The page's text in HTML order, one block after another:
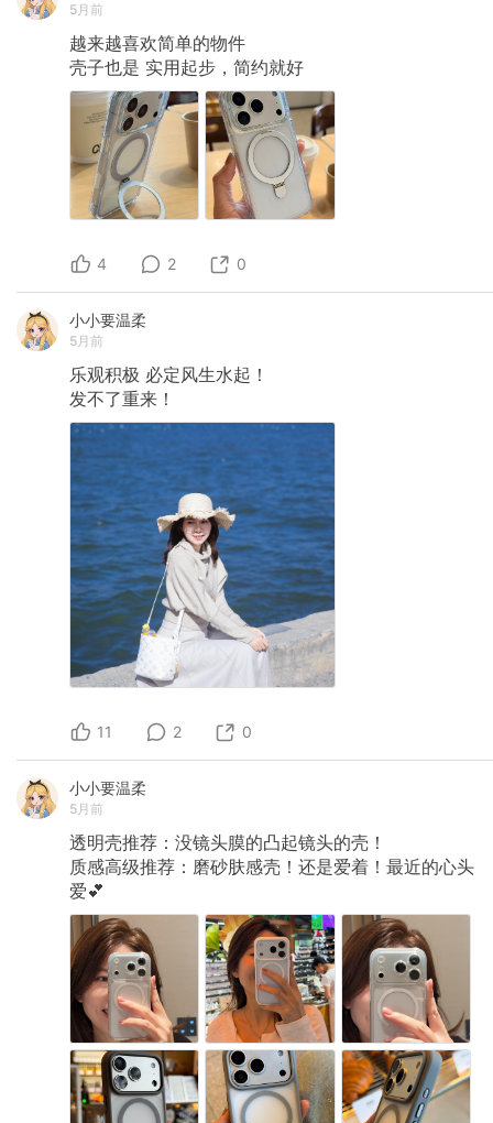
5月前
越来越喜欢简单的物件
壳子也是 实用起步，简约就好
4 2 0
小小要温柔
5月前
乐观积极 必定风生水起！
发不了重来！
11 2 0
小小要温柔
5月前
透明壳推荐：没镜头膜的凸起镜头的壳！
质感高级推荐：磨砂肤感壳！还是爱着！最近的心头
爱💕